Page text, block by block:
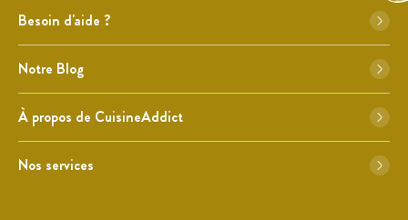
Besoin d'aide ?
Notre Blog
À propos de CuisineAddict
Nos services